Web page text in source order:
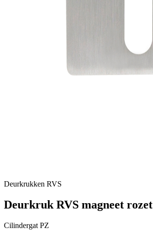
Deurkrukken RVS
Deurkruk RVS magneet rozet
Cilindergat PZ